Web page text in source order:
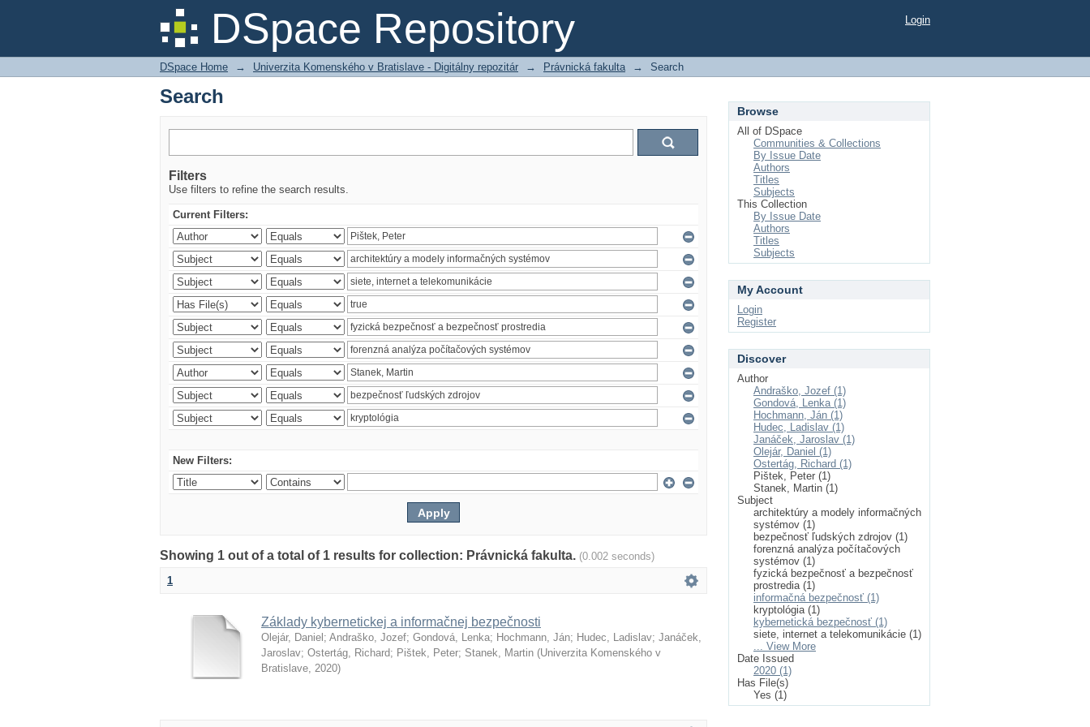
DSpace Repository
Search Login
DSpace Home → Univerzita Komenského v Bratislave - Digitálny repozitár → Právnická fakulta → Search
Search
Filters
Use filters to refine the search results.
Current Filters:
New Filters:
Showing 1 out of a total of 1 results for collection: Právnická fakulta. (0.002 seconds)
1
Základy kybernetickej a informačnej bezpečnosti
Olejár, Daniel ; Andraško, Jozef; Gondová, Lenka; Hochmann, Ján; Hudec, Ladislav; Janáček,
Jaroslav; Ostertág, Richard; Pištek, Peter; Stanek, Martin (Univerzita Komenského v
Bratislave, 2020)
Browse
All of DSpace
Communities & Collections
By Issue Date
Authors
Titles
Subjects
This Collection
By Issue Date
Authors
Titles
Subjects
My Account
Login
Register
Discover
Author
Andraško, Jozef (1)
Gondová, Lenka (1)
Hochmann, Ján (1)
Hudec, Ladislav (1)
Janáček, Jaroslav (1)
Olejár, Daniel (1)
Ostertág, Richard (1)
Pištek, Peter (1)
Stanek, Martin (1)
Subject
architektúry a modely informačných
systémov (1)
bezpečnosť ľudských zdrojov (1)
forenzná analýza počítačových
systémov (1)
fyzická bezpečnosť a bezpečnosť
prostredia (1)
informačná bezpečnosť (1)
kryptológia (1)
kybernetická bezpečnosť (1)
siete, internet a telekomunikácie (1)
... View More
Date Issued
2020 (1)
Has File(s)
Yes (1)